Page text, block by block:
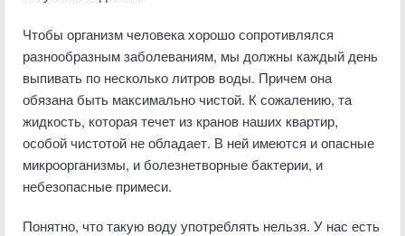
Чтобы организм человека хорошо сопротивлялся
разнообразным заболеваниям, мы должны каждый день
выпивать по несколько литров воды. Причем она
обязана быть максимально чистой. К сожалению, та
жидкость, которая течет из кранов наших квартир,
особой чистотой не обладает. В ней имеются и опасные
микроорганизмы, и болезнетворные бактерии, и
небезопасные примеси.
Понятно, что такую воду употреблять нельзя. У нас есть